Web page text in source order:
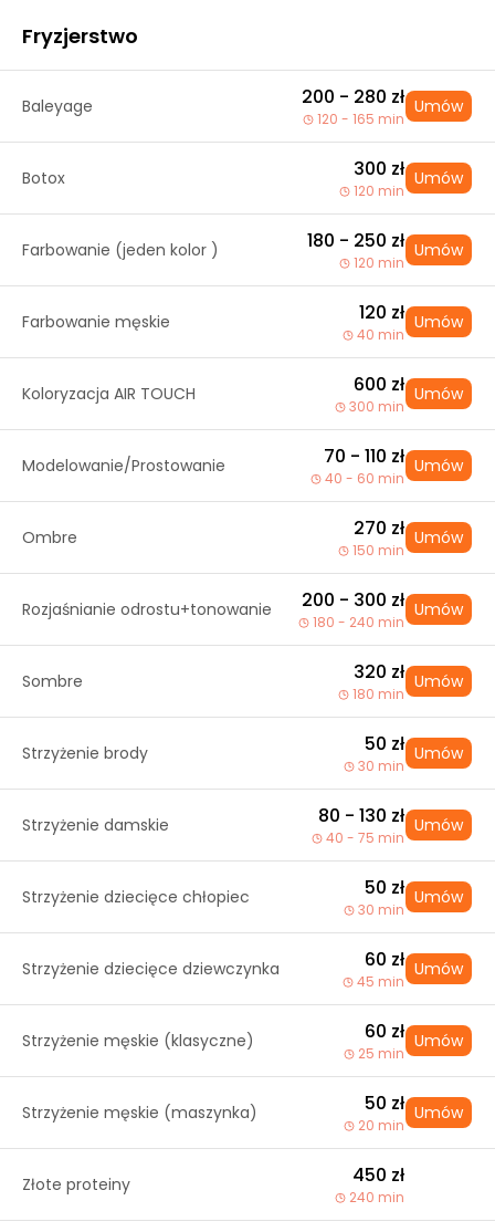
Fryzjerstwo
Baleyage 200 - 280 zł
120 - 165 min
Umów
Botox 300 zł
120 min
Umów
Farbowanie (jeden kolor ) 180 - 250 zł
120 min
Umów
Farbowanie męskie 120 zł
40 min
Umów
Koloryzacja AIR TOUCH 600 zł
300 min
Umów
Modelowanie/Prostowanie 70 - 110 zł
40 - 60 min
Umów
Ombre 270 zł
150 min
Umów
Rozjaśnianie odrostu+tonowanie 200 - 300 zł
180 - 240 min
Umów
Sombre 320 zł
180 min
Umów
Strzyżenie brody 50 zł
30 min
Umów
Strzyżenie damskie 80 - 130 zł
40 - 75 min
Umów
Strzyżenie dziecięce chłopiec 50 zł
30 min
Umów
Strzyżenie dziecięce dziewczynka 60 zł
45 min
Umów
Strzyżenie męskie (klasyczne) 60 zł
25 min
Umów
Strzyżenie męskie (maszynka) 50 zł
20 min
Umów
Złote proteiny 450 zł
240 min